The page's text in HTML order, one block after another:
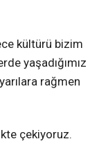
kültürü bizim
yaşadığımız
rağmen
çekiyoruz.